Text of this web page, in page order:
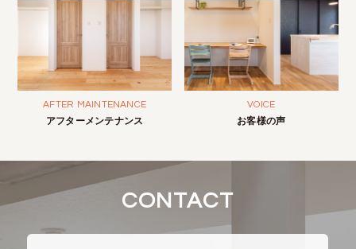
AFTER MAINTENANCE
アフターメンテナンス
VOICE
お客様の声
CONTACT